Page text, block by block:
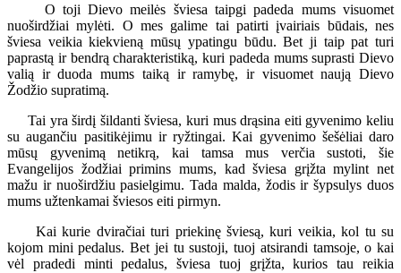
O toji Dievo meilės šviesa taipgi padeda mums visuomet
nuoširdžiai mylėti. O mes galime tai patirti įvairiais būdais, nes
šviesa veikia kiekvieną mūsų ypatingu būdu. Bet ji taip pat turi
paprastą ir bendrą charakteristiką, kuri padeda mums suprasti Dievo
valią ir duoda mums taiką ir ramybę, ir visuomet naują Dievo
Žodžio supratimą.
Tai yra širdį šildanti šviesa, kuri mus drąsina eiti gyvenimo keliu
su augančiu pasitikėjimu ir ryžtingai. Kai gyvenimo šešėliai daro
mūsų gyvenimą netikrą, kai tamsa mus verčia sustoti, šie
Evangelijos žodžiai primins mums, kad šviesa grįžta mylint net
mažu ir nuoširdžiu pasielgimu. Tada malda, žodis ir šypsulys duos
mums užtenkamai šviesos eiti pirmyn.
Kai kurie dviračiai turi priekinę šviesą, kuri veikia, kol tu su
kojom mini pedalus. Bet jei tu sustoji, tuoj atsirandi tamsoje, o kai
vėl pradedi minti pedalus, šviesa tuoj grįžta, kurios tau reikia